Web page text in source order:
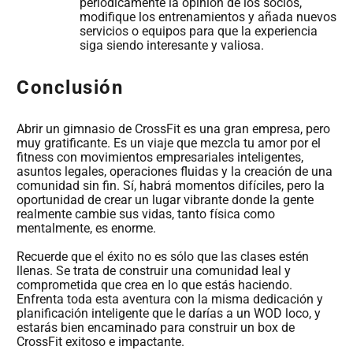
periódicamente la opinión de los socios,
modifique los entrenamientos y añada nuevos
servicios o equipos para que la experiencia
siga siendo interesante y valiosa.
Conclusión
Abrir un gimnasio de CrossFit es una gran empresa, pero
muy gratificante. Es un viaje que mezcla tu amor por el
fitness con movimientos empresariales inteligentes,
asuntos legales, operaciones fluidas y la creación de una
comunidad sin fin. Sí, habrá momentos difíciles, pero la
oportunidad de crear un lugar vibrante donde la gente
realmente cambie sus vidas, tanto física como
mentalmente, es enorme.
Recuerde que el éxito no es sólo que las clases estén
llenas. Se trata de construir una comunidad leal y
comprometida que crea en lo que estás haciendo.
Enfrenta toda esta aventura con la misma dedicación y
planificación inteligente que le darías a un WOD loco, y
estarás bien encaminado para construir un box de
CrossFit exitoso e impactante.